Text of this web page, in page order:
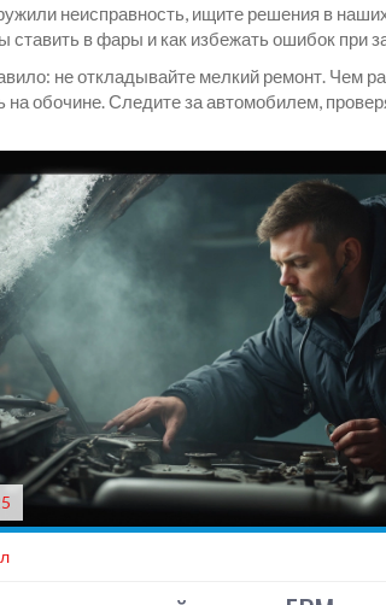
неисправность, ищите решения в
ставить в фары и как избежать ошибок при
не откладывайте мелкий ремонт. Чем
на обочине. Следите за автомобилем,